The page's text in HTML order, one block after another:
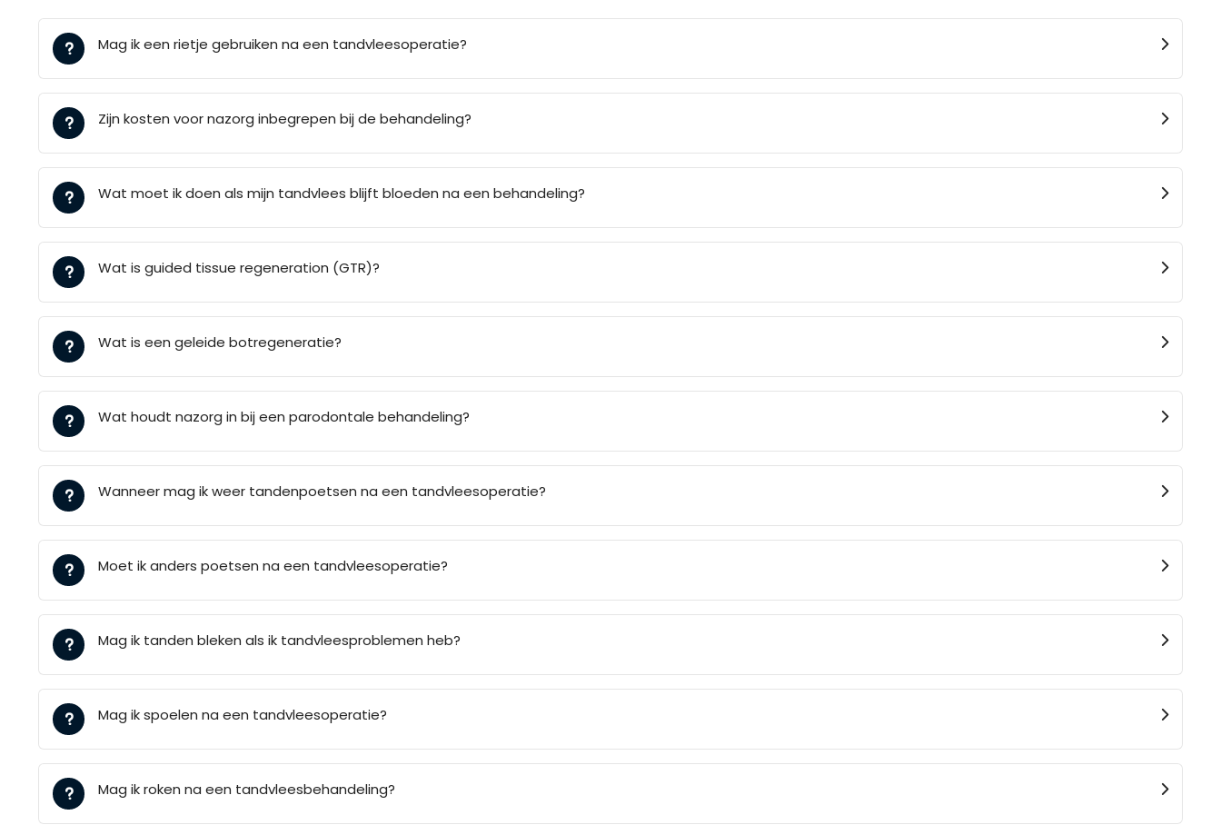
Mag ik een rietje gebruiken na een tandvleesoperatie?
Zijn kosten voor nazorg inbegrepen bij de behandeling?
Wat moet ik doen als mijn tandvlees blijft bloeden na een behandeling?
Wat is guided tissue regeneration (GTR)?
Wat is een geleide botregeneratie?
Wat houdt nazorg in bij een parodontale behandeling?
Wanneer mag ik weer tandenpoetsen na een tandvleesoperatie?
Moet ik anders poetsen na een tandvleesoperatie?
Mag ik tanden bleken als ik tandvleesproblemen heb?
Mag ik spoelen na een tandvleesoperatie?
Mag ik roken na een tandvleesbehandeling?